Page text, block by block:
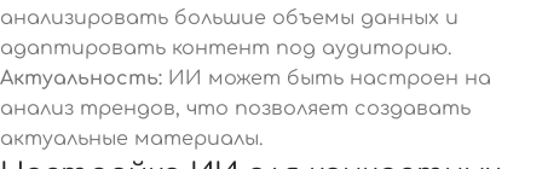
анализировать большие объемы данных и
адаптировать контент под аудиторию.
Актуальность: ИИ может быть настроен на
анализ трендов, что позволяет создавать
актуальные материалы.